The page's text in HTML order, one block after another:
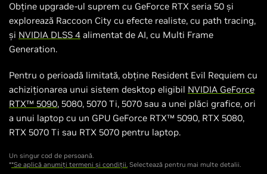
Obține upgrade-ul suprem cu GeForce RTX seria 50 și
explorează Raccoon City cu efecte realiste, cu path tracing,
și NVIDIA DLSS 4 alimentat de AI, cu Multi Frame
Generation.
Pentru o perioadă limitată, obține Resident Evil Requiem cu
achiziționarea unui sistem desktop eligibil NVIDIA GeForce
RTX™ 5090, 5080, 5070 Ti, 5070 sau a unei plăci grafice, ori
a unui laptop cu un GPU GeForce RTX™ 5090, RTX 5080,
RTX 5070 Ti sau RTX 5070 pentru laptop.
Un singur cod de persoană.
**Se aplică anumiți termeni și condiții. Selectează pentru mai multe detalii.